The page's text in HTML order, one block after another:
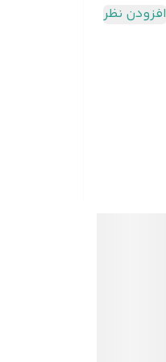
افزودن نظر